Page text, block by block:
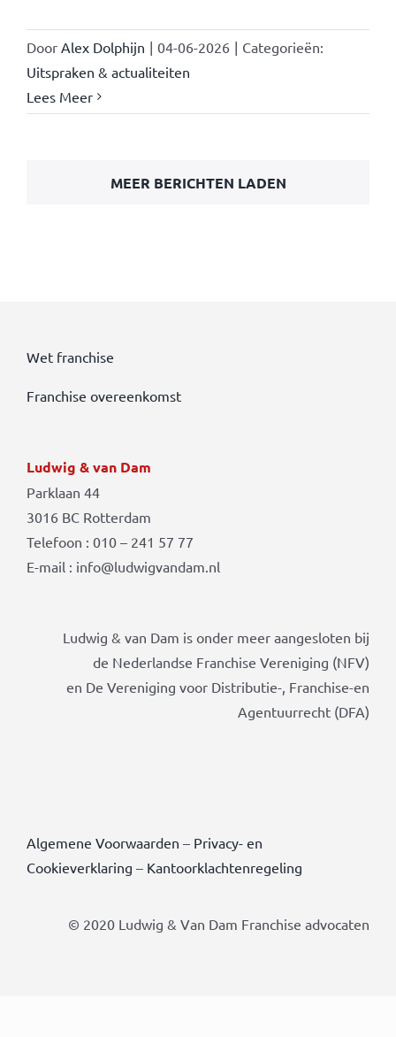
Door Alex Dolphijn | 04-06-2026 | Categorieën:
Uitspraken & actualiteiten
Lees Meer
MEER BERICHTEN LADEN
Wet franchise
Franchise overeenkomst
Ludwig & van Dam
Parklaan 44
3016 BC Rotterdam
Telefoon : 010 – 241 57 77
E-mail : info@ludwigvandam.nl
Ludwig & van Dam is onder meer aangesloten bij
de Nederlandse Franchise Vereniging (NFV)
en De Vereniging voor Distributie-, Franchise-en
Agentuurrecht (DFA)
Algemene Voorwaarden – Privacy- en
Cookieverklaring – Kantoorklachtenregeling
© 2020 Ludwig & Van Dam Franchise advocaten